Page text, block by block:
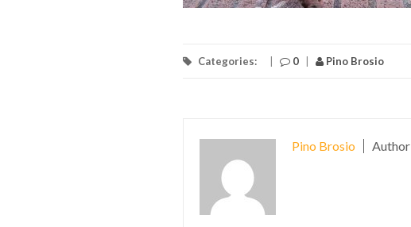
Categories: 0 Pino Brosio
Pino Brosio Author